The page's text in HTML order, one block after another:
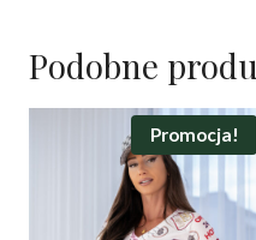
Podobne
Promocja!